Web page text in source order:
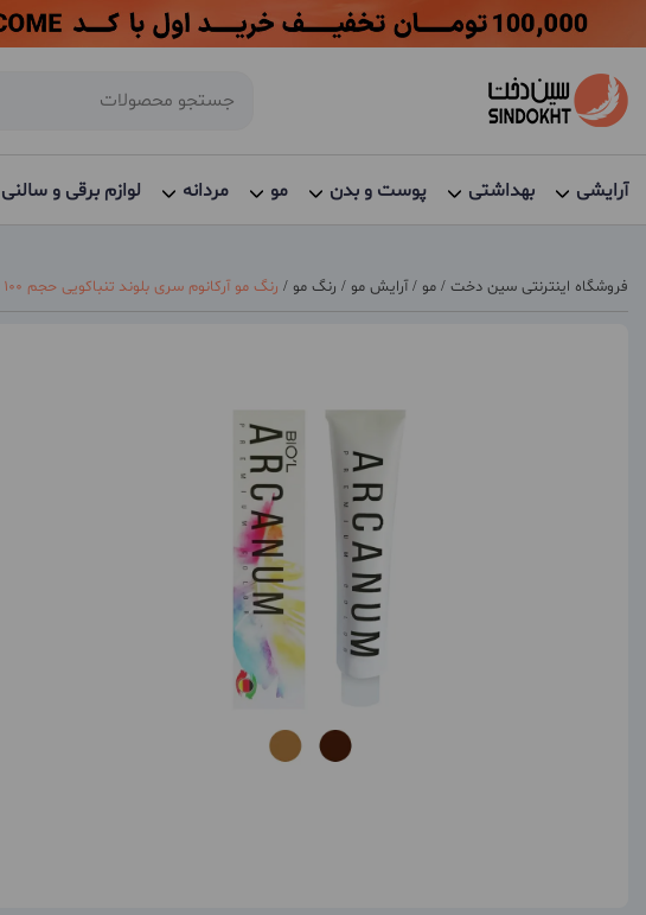
آرایشی بهداشتی پوست و بدن مو مردانه لوازم برقی و سالنی
فروشگاه اینترنتی سین دخت / مو / آرایش مو / رنگ مو / رنگ مو آرکانوم سری بلوند تنباکویی حجم 100 میل